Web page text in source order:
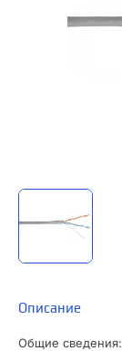
Описание
Общие сведения: